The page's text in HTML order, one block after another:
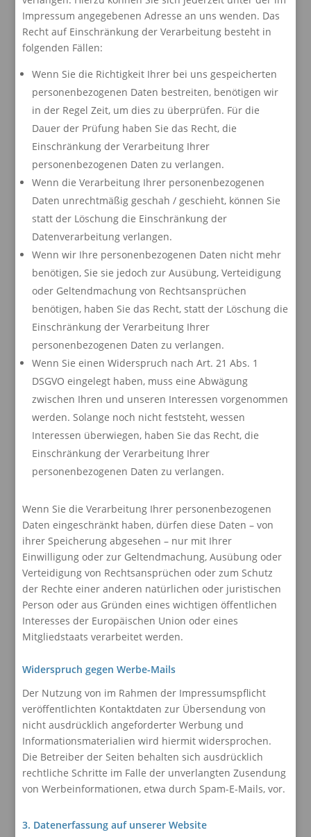
Impressum angegebenen Adresse an uns wenden. Das
Recht auf Einschränkung der Verarbeitung besteht in
folgenden Fällen:
Wenn Sie die Richtigkeit Ihrer bei uns gespeicherten
personenbezogenen Daten bestreiten, benötigen wir
in der Regel Zeit, um dies zu überprüfen. Für die
Dauer der Prüfung haben Sie das Recht, die
Einschränkung der Verarbeitung Ihrer
personenbezogenen Daten zu verlangen.
Wenn die Verarbeitung Ihrer personenbezogenen
Daten unrechtmäßig geschah / geschieht, können Sie
statt der Löschung die Einschränkung der
Datenverarbeitung verlangen.
Wenn wir Ihre personenbezogenen Daten nicht mehr
benötigen, Sie sie jedoch zur Ausübung, Verteidigung
oder Geltendmachung von Rechtsansprüchen
benötigen, haben Sie das Recht, statt der Löschung die
Einschränkung der Verarbeitung Ihrer
personenbezogenen Daten zu verlangen.
Wenn Sie einen Widerspruch nach Art. 21 Abs. 1
DSGVO eingelegt haben, muss eine Abwägung
zwischen Ihren und unseren Interessen vorgenommen
werden. Solange noch nicht feststeht, wessen
Interessen überwiegen, haben Sie das Recht, die
Einschränkung der Verarbeitung Ihrer
personenbezogenen Daten zu verlangen.
Wenn Sie die Verarbeitung Ihrer personenbezogenen
Daten eingeschränkt haben, dürfen diese Daten – von
ihrer Speicherung abgesehen – nur mit Ihrer
Einwilligung oder zur Geltendmachung, Ausübung oder
Verteidigung von Rechtsansprüchen oder zum Schutz
der Rechte einer anderen natürlichen oder juristischen
Person oder aus Gründen eines wichtigen öffentlichen
Interesses der Europäischen Union oder eines
Mitgliedstaats verarbeitet werden.
Widerspruch gegen Werbe-Mails
Der Nutzung von im Rahmen der Impressumspflicht
veröffentlichten Kontaktdaten zur Übersendung von
nicht ausdrücklich angeforderter Werbung und
Informationsmaterialien wird hiermit widersprochen.
Die Betreiber der Seiten behalten sich ausdrücklich
rechtliche Schritte im Falle der unverlangten Zusendung
von Werbeinformationen, etwa durch Spam-E-Mails, vor.
3. Datenerfassung auf unserer Website